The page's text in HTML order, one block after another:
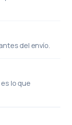
del envío.
lo que